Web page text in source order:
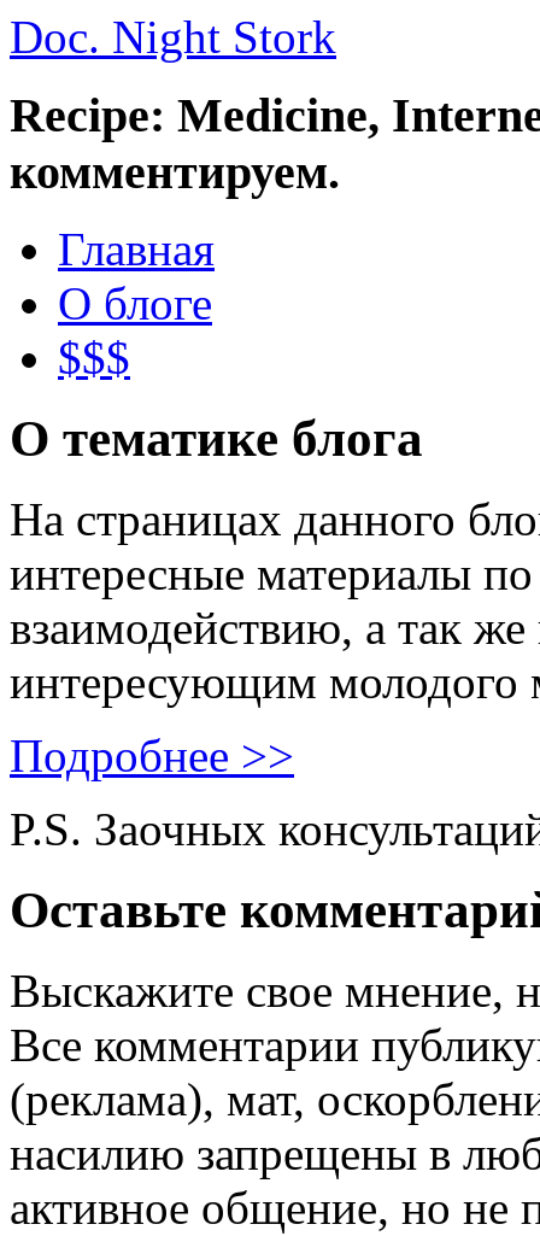
Doc. Night Stork
Recipe: Medicine,
комментируем.
Главная
О блоге
$$$
О тематике блога
На страницах данного
интересные материалы
взаимодействию, а так
интересующим молодого
Подробнее >>
P.S. Заочных
Оставьте
Выскажите свое мнение,
Все комментарии
(реклама), мат,
насилию запрещены в
активное общение, но не